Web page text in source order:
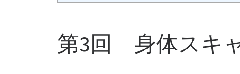
第3回 身体スキ